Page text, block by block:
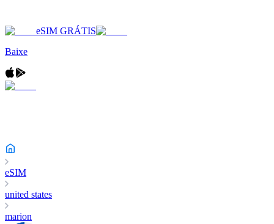
eSIM GRÁTIS
Baixe
eSIM
united states
marion